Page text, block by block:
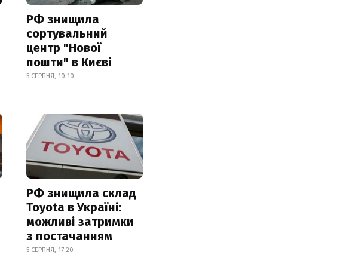
РФ знищила
сортувальний
центр "Нової
пошти" в Києві
5 СЕРПНЯ, 10:10
РФ знищила склад
Toyota в Україні:
можливі затримки
з постачанням
5 СЕРПНЯ, 17:20